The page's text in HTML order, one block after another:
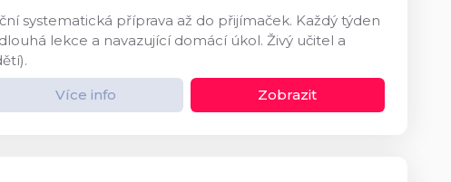
systematická příprava až do přijímaček. Každý týden
lekce a navazující domácí úkol. Živý učitel a
Více info Zobrazit